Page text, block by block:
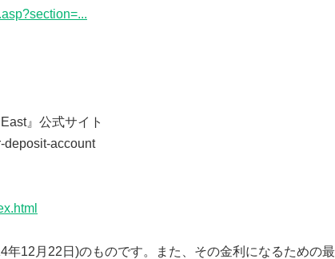
』公式サイト
deposit-account
12月22日)のものです。また、その金利になるための最